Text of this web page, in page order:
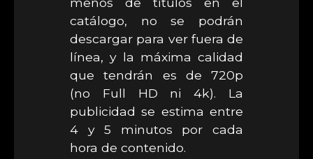
catálogo, no se podrán
descargar para ver fuera de
línea, y la máxima calidad
que tendrán es de 720p
(no Full HD ni 4k). La
publicidad se estima entre
4 y 5 minutos por cada
hora de contenido.